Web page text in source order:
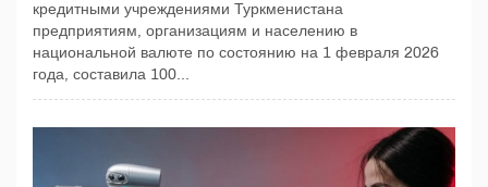
кредитными учреждениями Туркменистана
предприятиям, организациям и населению в
национальной валюте по состоянию на 1 февраля 2026
года, составила 100...